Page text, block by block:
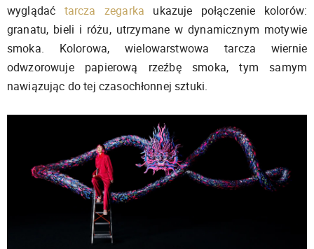
wyglądać tarcza zegarka ukazuje połączenie kolorów:
granatu, bieli i różu, utrzymane w dynamicznym motywie
smoka. Kolorowa, wielowarstwowa tarcza wiernie
odwzorowuje papierową rzeźbę smoka, tym samym
nawiązując do tej czasochłonnej sztuki.